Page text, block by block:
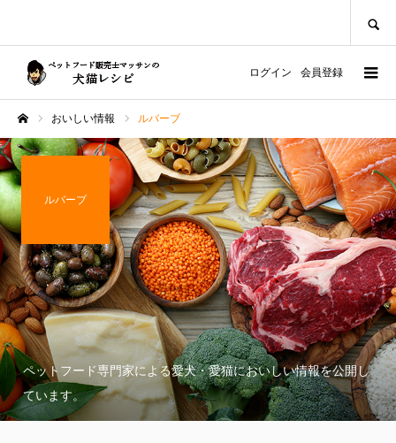
ログイン 会員登録
おいしい情報 ルバーブ
ルバーブ
ペットフード専門家による愛犬・愛猫においしい情報を公開し
ています。